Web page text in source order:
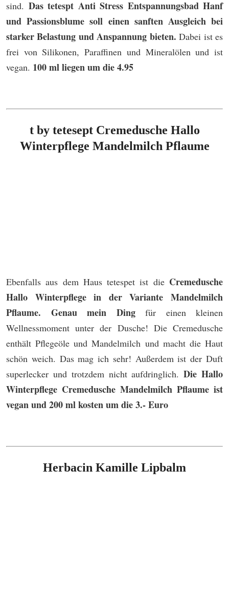
sind. Das tetespt Anti Stress Entspannungsbad Hanf
und Passionsblume soll einen sanften Ausgleich bei
starker Belastung und Anspannung bieten. Dabei ist es
frei von Silikonen, Paraffinen und Mineralölen und ist
vegan. 100 ml liegen um die 4.95
t by tetesept Cremedusche Hallo
Winterpflege Mandelmilch Pflaume
Ebenfalls aus dem Haus tetespet ist die Cremedusche
Hallo Winterpflege in der Variante Mandelmilch
Pflaume. Genau mein Dingfür einen kleinen
Wellnessmoment unter der Dusche! Die Cremedusche
enthält Pflegeöle und Mandelmilch und macht die Haut
schön weich. Das mag ich sehr! Außerdem ist der Duft
superlecker und trotzdem nicht aufdringlich.Die Hallo
Winterpflege Cremedusche Mandelmilch Pflaume ist
vegan und 200 ml kosten um die 3.- Euro
Herbacin Kamille Lipbalm